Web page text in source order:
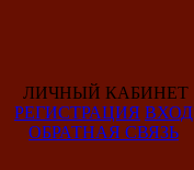
Добро
ЛИЧНЫЙ КАБИНЕТ
РЕГИСТРАЦИЯ ВХОД
ОБРАТНАЯ СВЯЗЬ